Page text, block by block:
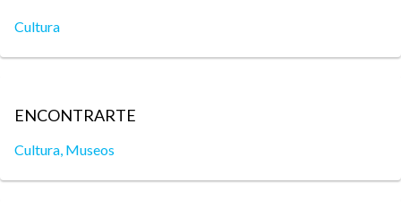
Cultura
ENCONTRARTE
Cultura, Museos